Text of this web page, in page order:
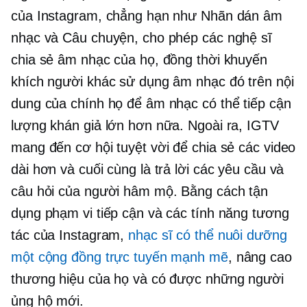
của Instagram, chẳng hạn như Nhãn dán âm
nhạc và Câu chuyện, cho phép các nghệ sĩ
chia sẻ âm nhạc của họ, đồng thời khuyến
khích người khác sử dụng âm nhạc đó trên nội
dung của chính họ để âm nhạc có thể tiếp cận
lượng khán giả lớn hơn nữa. Ngoài ra, IGTV
mang đến cơ hội tuyệt vời để chia sẻ các video
dài hơn và cuối cùng là trả lời các yêu cầu và
câu hỏi của người hâm mộ. Bằng cách tận
dụng phạm vi tiếp cận và các tính năng tương
tác của Instagram, nhạc sĩ có thể nuôi dưỡng
một cộng đồng trực tuyến mạnh mẽ, nâng cao
thương hiệu của họ và có được những người
ủng hộ mới.